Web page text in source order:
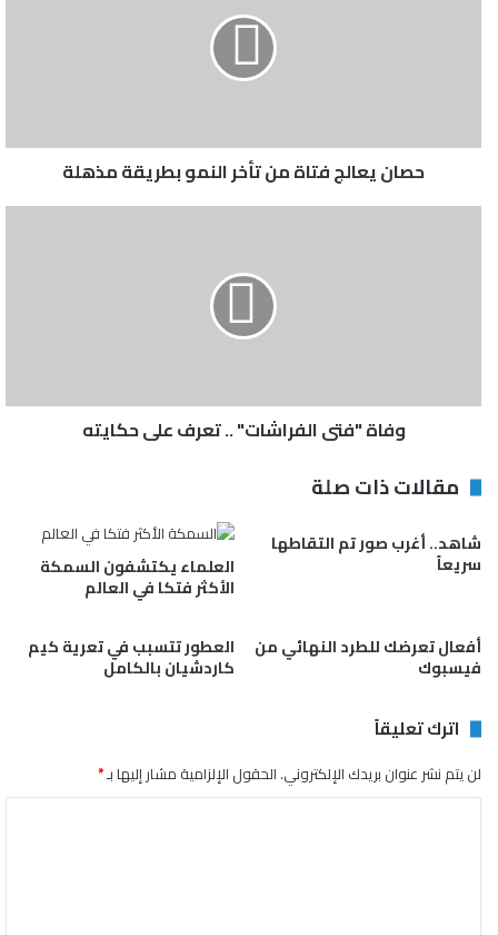
حصان يعالج فتاة من تأخر النمو بطريقة مذهلة
وفاة "فتى الفراشات" .. تعرف على حكايته
مقالات ذات صلة
شاهد.. أغرب صور تم التقاطها
سريعاً العلماء يكتشفون السمكة
الأكثر فتكا في العالم
أفعال تعرضك للطرد النهائي من
فيسبوك
العطور تتسبب في تعرية كيم
كاردشيان بالكامل
اترك تعليقاً
لن يتم نشر عنوان بريدك الإلكتروني. الحقول الإلزامية مشار إليها بـ*